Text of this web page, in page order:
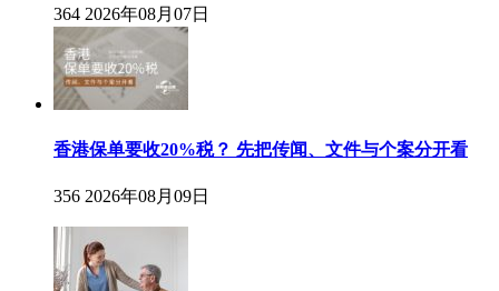
364 2026年08月07日
香港保单要收20%税？ 先把传闻、文件与个案分开看
356 2026年08月09日